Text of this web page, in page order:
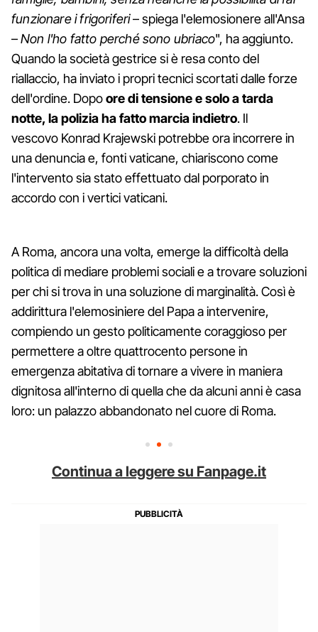
funzionare i frigoriferi– spiega l'elemosionere all'Ansa
–Non l'ho fatto perché sono ubriaco", ha aggiunto.
Quando la società gestrice si è resa conto del
riallaccio, ha inviato i propri tecnici scortati dalle forze
dell'ordine. Dopoore di tensione e solo a tarda
notte, la polizia ha fatto marcia indietro. Il
vescovo Konrad Krajewski potrebbe ora incorrere in
una denuncia e, fonti vaticane, chiariscono come
l'intervento sia stato effettuato dal porporato in
accordo con i vertici vaticani.
A Roma, ancora una volta, emerge la difficoltà della
politica di mediare problemi sociali e a trovare soluzioni
per chi si trova in una soluzione di marginalità. Così è
addirittura l'elemosiniere del Papa a intervenire,
compiendo un gesto politicamente coraggioso per
permettere a oltre quattrocento persone in
emergenza abitativa di tornare a vivere in maniera
dignitosa all'interno di quella che da alcuni anni è casa
loro: un palazzo abbandonato nel cuore di Roma.
Continua a leggere su Fanpage.it